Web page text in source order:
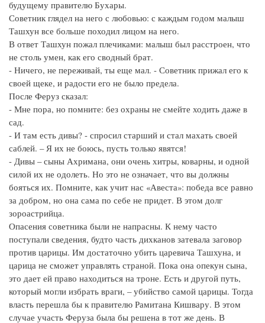
будущему правителю Бухары.
Советник глядел на него с любовью: с каждым годом малыш
Ташхун все больше походил лицом на него.
В ответ Ташхун пожал плечиками: малыш был расстроен, что
не столь умен, как его сводный брат.
- Ничего, не переживай, ты еще мал. - Советник прижал его к
своей щеке, и радости его не было предела.
После Феруз сказал:
- Мне пора, но помните: без охраны не смейте ходить даже в
сад.
- И там есть дивы? - спросил старший и стал махать своей
саблей. – Я их не боюсь, пусть только явятся!
- Дивы – сыны Ахримана, они очень хитры, коварны, и одной
силой их не одолеть. Но это не означает, что вы должны
бояться их. Помните, как учит нас «Авеста»: победа все равно
за добром, но она сама по себе не придет. В этом долг
зороастрийца.
Опасения советника были не напрасны. К нему часто
поступали сведения, будто часть дихканов затевала заговор
против царицы. Им достаточно убить царевича Ташхуна, и
царица не сможет управлять страной. Пока она опекун сына,
это дает ей право находиться на троне. Есть и другой путь,
который могли избрать враги, – убийство самой царицы. Тогда
власть перешла бы к правителю Рамитана Кишвару. В этом
случае участь Феруза была бы решена в тот же день. В